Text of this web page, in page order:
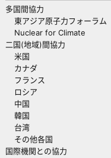
多国間協力
東アジア原子力フォーラム
Nuclear for Climate
二国(地域)間協力
米国
カナダ
フランス
ロシア
中国
韓国
台湾
その他各国
国際機関との協力